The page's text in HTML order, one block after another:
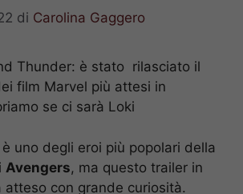
di Carolina Gaggero
Thunder: è stato rilasciato il
film Marvel più attesi in
se ci sarà Loki
uno degli eroi più popolari della
Avengers, ma questo trailer in
atteso con grande curiosità.